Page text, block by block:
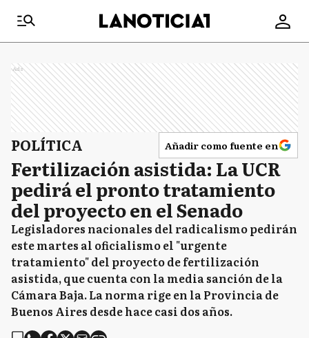
Ads
POLÍTICA Añadir como fuente en
Fertilización asistida: La UCR
pedirá el pronto tratamiento
del proyecto en el Senado
Legisladores nacionales del radicalismo pedirán
este martes al oficialismo el "urgente
tratamiento" del proyecto de fertilización
asistida, que cuenta con la media sanción de la
Cámara Baja. La norma rige en la Provincia de
Buenos Aires desde hace casi dos años.